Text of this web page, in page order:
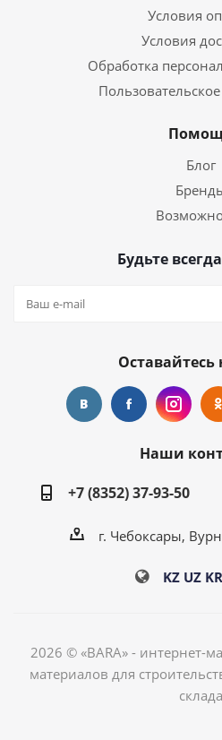
Условия
Условия
Обработка
Блог
Будьте
Оставайтесь
Наши
+7 (8352) 37-93-50
г. Чебоксары,
KZ UZ KR
2026 © «BARA» - интернет-
материалов для
склада